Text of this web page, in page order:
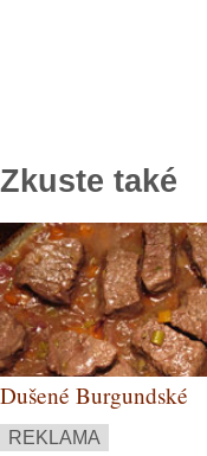
Zkuste také
Dušené Burgundské
REKLAMA